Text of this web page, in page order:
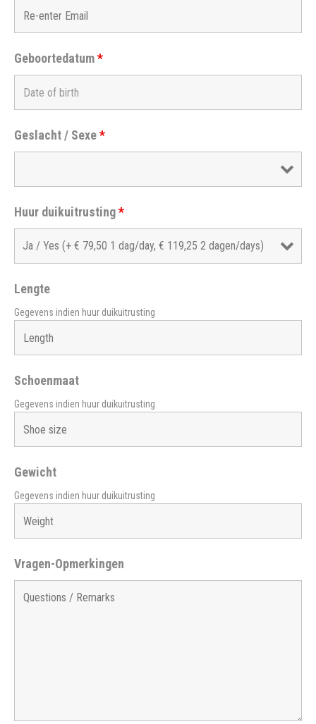
Geboortedatum*
Geslacht / Sexe*
Huur duikuitrusting*
Lengte
Gegevens indien huur duikuitrusting
Schoenmaat
Gegevens indien huur duikuitrusting
Gewicht
Gegevens indien huur duikuitrusting
Vragen-Opmerkingen